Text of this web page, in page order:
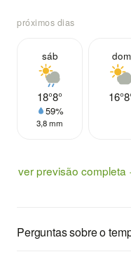
próximos dias
sáb
18°8°
59%
3,8 mm
dom
16°
ver previsão completa
Perguntas sobre o